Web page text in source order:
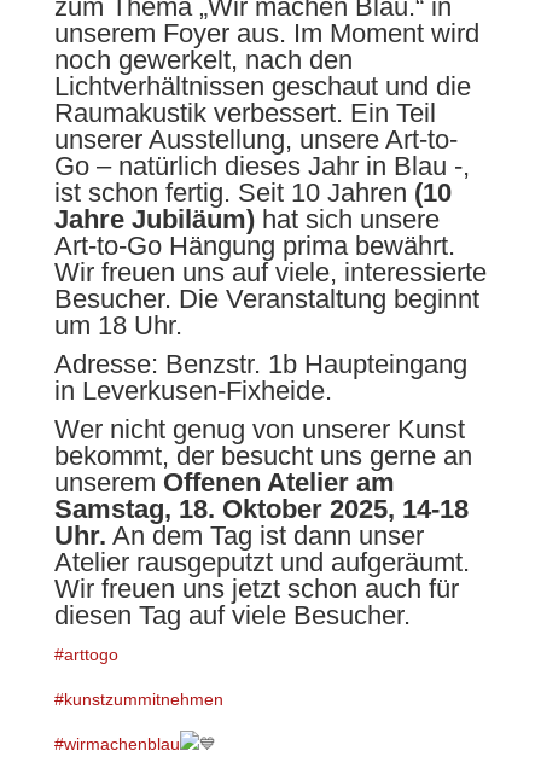
zum Thema „Wir machen Blau.“ in
unserem Foyer aus. Im Moment wird
noch gewerkelt, nach den
Lichtverhältnissen geschaut und die
Raumakustik verbessert. Ein Teil
unserer Ausstellung, unsere Art-to-
Go – natürlich dieses Jahr in Blau -,
ist schon fertig. Seit 10 Jahren (10
Jahre Jubiläum)hat sich unsere
Art-to-Go Hängung prima bewährt.
Wir freuen uns auf viele, interessierte
Besucher. Die Veranstaltung beginnt
um 18 Uhr.
Adresse: Benzstr. 1b Haupteingang
in Leverkusen-Fixheide.
Wer nicht genug von unserer Kunst
bekommt, der besucht uns gerne an
unserem Offenen Atelier am
Samstag, 18. Oktober 2025, 14-18
Uhr. An dem Tag ist dann unser
Atelier rausgeputzt und aufgeräumt.
Wir freuen uns jetzt schon auch für
diesen Tag auf viele Besucher.
#arttogo
#kunstzummitnehmen
#wirmachenblau